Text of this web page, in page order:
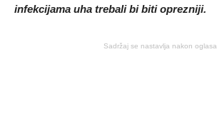
infekcijama uha trebali bi biti oprezniji.
Sadržaj se nastavlja nakon oglasa